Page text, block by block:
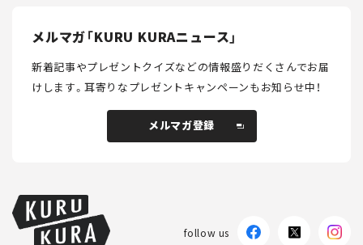
メルマガ「KURU KURAニュース」
新着記事やプレゼントクイズなどの情報盛りだくさんでお届
けします。耳寄りなプレゼントキャンペーンもお知らせ中！
メルマガ登録
follow us